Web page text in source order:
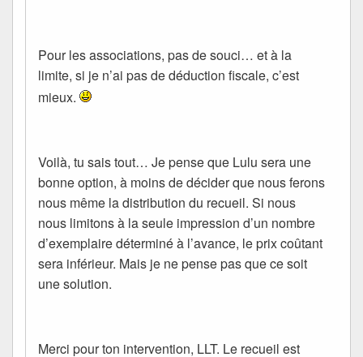
Pour les associations, pas de souci… et à la
limite, si je n’ai pas de déduction fiscale, c’est
mieux.
Voilà, tu sais tout… Je pense que Lulu sera une
bonne option, à moins de décider que nous ferons
nous même la distribution du recueil. Si nous
nous limitons à la seule impression d’un nombre
d’exemplaire déterminé à l’avance, le prix coûtant
sera inférieur. Mais je ne pense pas que ce soit
une solution.
Merci pour ton intervention, LLT. Le recueil est